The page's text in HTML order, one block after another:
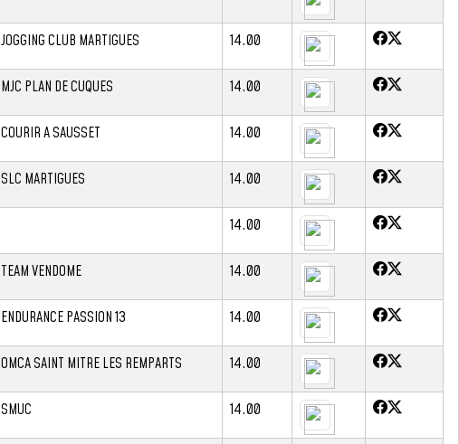
JOGGING CLUB MARTIGUES 14.00
MJC PLAN DE CUQUES 14.00
COURIR A SAUSSET 14.00
SLC MARTIGUES 14.00
14.00
TEAM VENDOME 14.00
ENDURANCE PASSION 13 14.00
OMCA SAINT MITRE LES REMPARTS 14.00
SMUC 14.00